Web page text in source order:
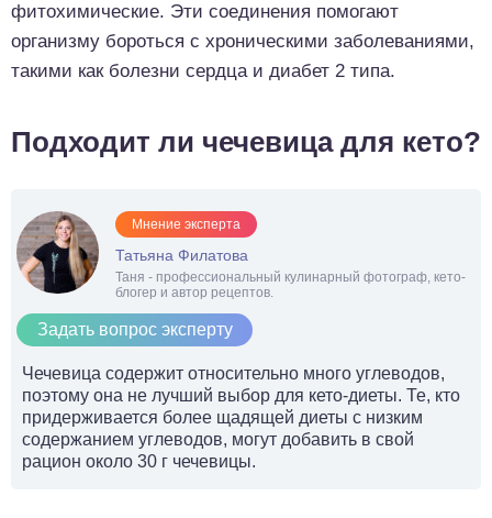
фитохимические. Эти соединения помогают
организму бороться с хроническими заболеваниями,
такими как болезни сердца и диабет 2 типа.
Подходит ли чечевица для кето?
Мнение эксперта
Татьяна Филатова
Таня - профессиональный кулинарный фотограф, кето-
блогер и автор рецептов.
Задать вопрос эксперту
Чечевица содержит относительно много углеводов,
поэтому она не лучший выбор для кето-диеты. Те, кто
придерживается более щадящей диеты с низким
содержанием углеводов, могут добавить в свой
рацион около 30 г чечевицы.